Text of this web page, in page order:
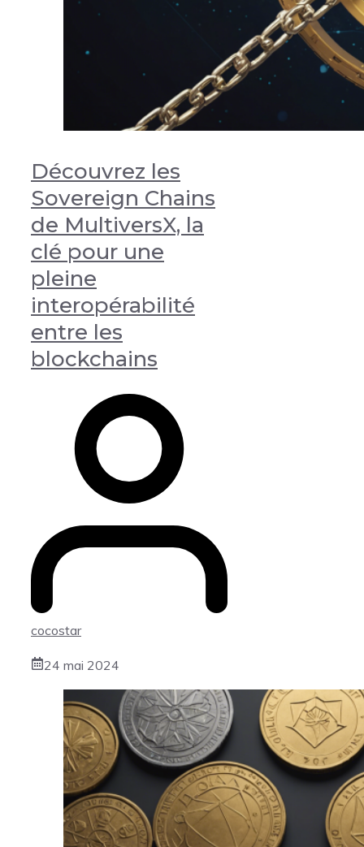
Découvrez les
Sovereign Chains
de MultiversX, la
clé pour une
pleine
interopérabilité
entre les
blockchains
cocostar
24 mai 2024